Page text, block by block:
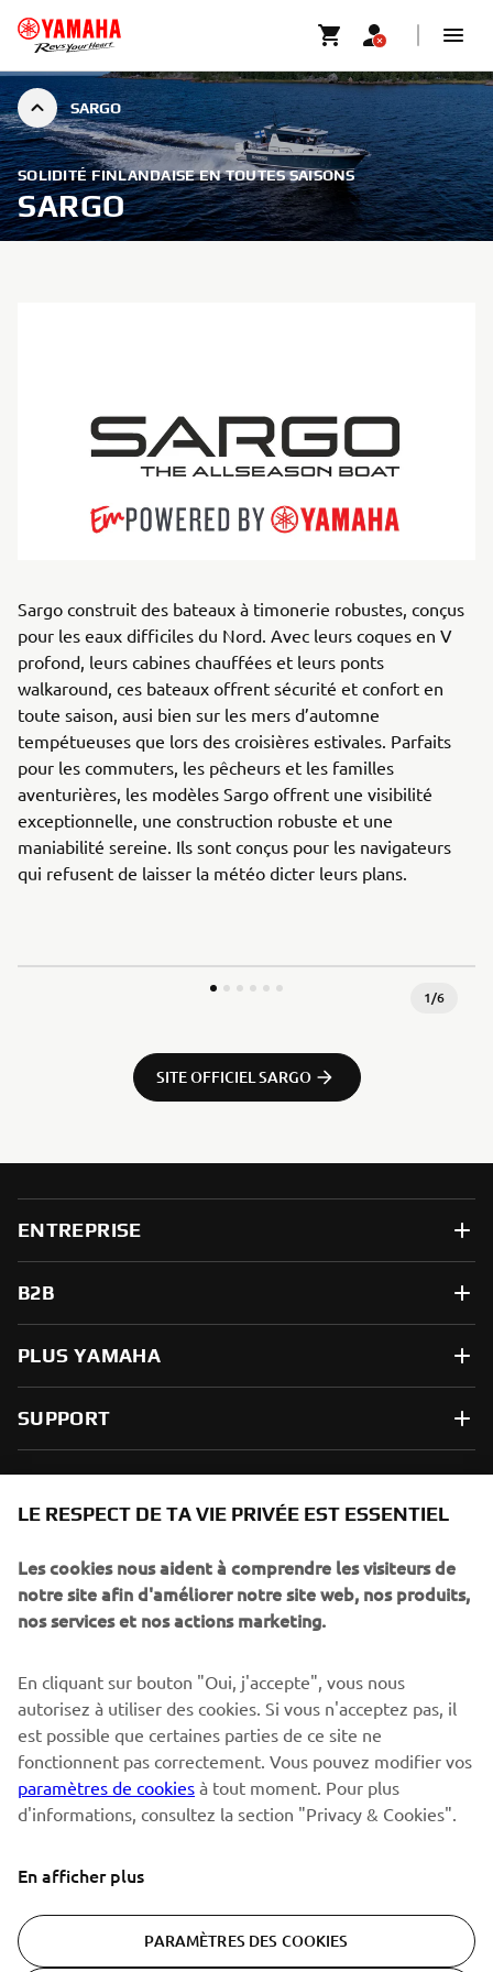
SARGO
SOLIDITÉ FINLANDAISE EN TOUTES SAISONS
SARGO
Sargo construit des bateaux à timonerie robustes, conçus
pour les eaux difficiles du Nord. Avec leurs coques en V
profond, leurs cabines chauffées et leurs ponts
walkaround, ces bateaux offrent sécurité et confort en
toute saison, ausi bien sur les mers d’automne
tempétueuses que lors des croisières estivales. Parfaits
pour les commuters, les pêcheurs et les familles
aventurières, les modèles Sargo offrent une visibilité
exceptionnelle, une construction robuste et une
maniabilité sereine. Ils sont conçus pour les navigateurs
qui refusent de laisser la météo dicter leurs plans.
1/6
SITE OFFICIEL SARGO
ENTREPRISE
B2B
PLUS YAMAHA
SUPPORT
spéciaux, les lancements de produits, etc.
S'ABONNER
Lisez notre politique de confidentialité pour savoir comment
nous traitons vos données personnelles : Politique de
Confidentialité
LE RESPECT DE TA VIE PRIVÉE EST ESSENTIEL
Les cookies nous aident à comprendre les visiteurs de
notre site afin d'améliorer notre site web, nos produits,
nos services et nos actions marketing.
En cliquant sur bouton "Oui, j'accepte", vous nous
autorisez à utiliser des cookies. Si vous n'acceptez pas, il
est possible que certaines parties de ce site ne
fonctionnent pas correctement. Vous pouvez modifier vos
paramètres de cookies à tout moment. Pour plus
d'informations, consultez la section "Privacy & Cookies".
En afficher plus
PARAMÈTRES DES COOKIES